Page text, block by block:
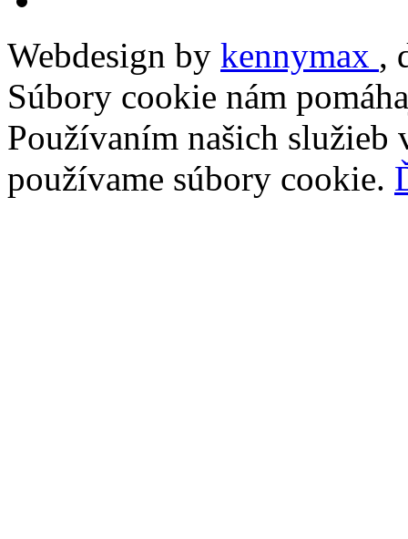
Webdesign by kennymax ,
Súbory cookie nám
Používaním našich služieb
používame súbory cookie.